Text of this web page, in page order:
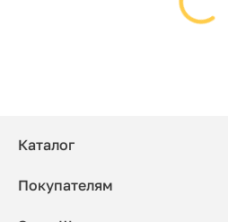
Каталог
Покупателям